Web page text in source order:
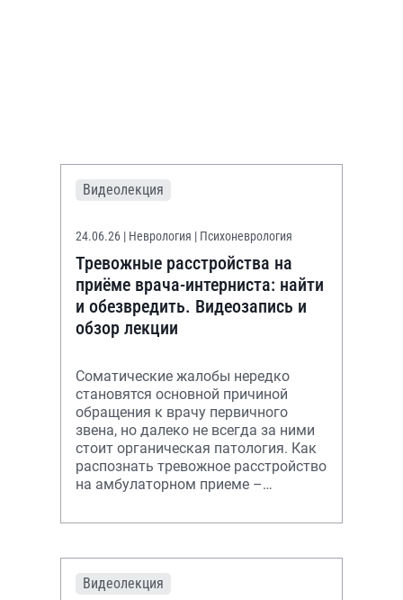
Видеолекция
24.06.26 | Неврология | Психоневрология
Тревожные расстройства на
приёме врача-интерниста: найти
и обезвредить. Видеозапись и
обзор лекции
Соматические жалобы нередко
становятся основной причиной
обращения к врачу первичного
звена, но далеко не всегда за ними
стоит органическая патология. Как
распознать тревожное расстройство
на амбулаторном приеме –
Видеолекция